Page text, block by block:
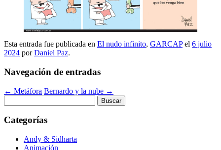
Esta entrada fue publicada en El nudo infinito, GARCAPel 6 julio
2024 porDaniel Paz.
Navegación de entradas
← Metáfora Bernardo y la nube →
Categorías
Andy & Sidharta
Animación